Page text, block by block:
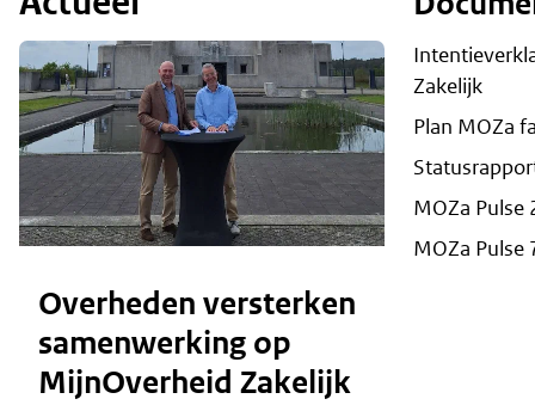
Overheden versterken
samenwerking op
MijnOverheid Zakelijk
Zakelijk
Plan MOZa
MOZa Pulse
MOZa Pulse